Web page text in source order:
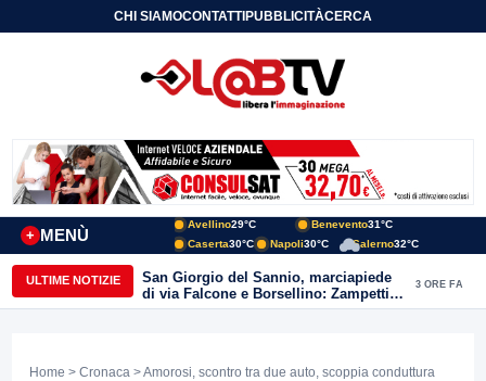
CHI SIAMOCONTATTIPUBBLICITÀCERCA
MENÙ
+
Avellino29°C Benevento31°C
Caserta30°C Napoli30°C Salerno32°C
ULTIME NOTIZIE
San Giorgio del Sannio, marciapiede
di via Falcone e Borsellino: Zampetti e
Lombardi replicano alle polemiche
3 ORE FA
Home > Cronaca > Amorosi, scontro tra due auto, scoppia conduttura